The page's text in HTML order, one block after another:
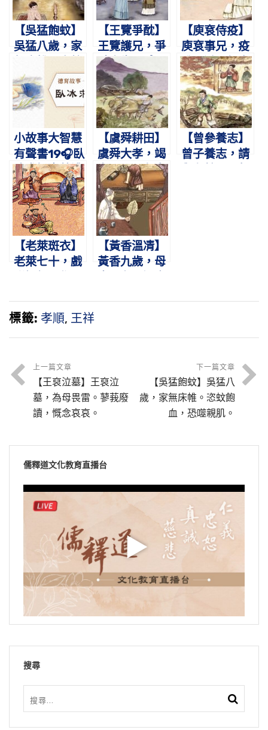
【吳猛飽蚊】
吳猛八歲，家
飽血，恐噬親
肌。
【王覽爭酖】
王覽護兄，爭
酖舍生。感母
悔悟，九代公
卿。
【庾袞侍疫】
庾袞事兄，疫
盛不避。親自
扶持，晝夜不
寐。
小故事大智慧
有聲書19🎧臥
冰求鯉｜蔡禮
旭老師講故事
【虞舜耕田】
虞舜大孝，竭
力于田。象鳥
相助，孝感動
天。
【曾參養志】
曾子養志，請
【老萊斑衣】
老萊七十，戲
真
【黃香溫凊】
黃香九歲，母
標籤: 孝順, 王祥
上一篇文章
【王裒泣墓】王裒泣
墓，為母畏雷。蓼莪廢
讀，慨念哀哀。
下一篇文章
【吳猛飽蚊】吳猛八
歲，家無床帷。恣蚊飽
血，恐噬親肌。
儒釋道文化教育直播台
搜尋